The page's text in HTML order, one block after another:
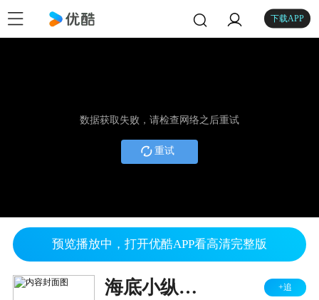
下载APP
数据获取失败，请检查网络之后重试
重试
预览播放中，打开优酷APP看高清完整版
海底小纵队 第一季 +追